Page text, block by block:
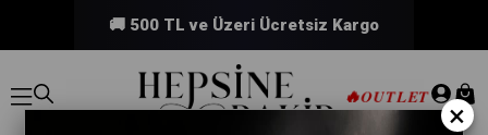
🚚 500 TL ve Üzeri Ücretsiz Kargo
🔥OUTLET
×